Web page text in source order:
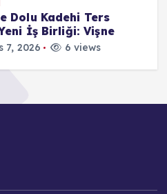
Dolu Kadehi Ters
İş Birliği: Vişne
7, 2026 6 views